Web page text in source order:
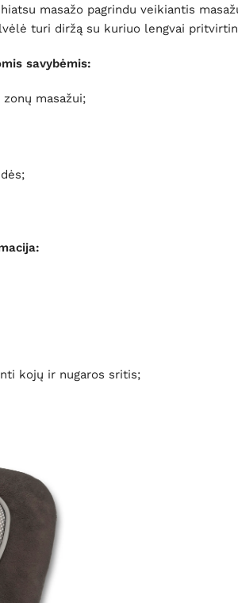
masažo pagrindu veikiantis
turi diržą su kuriuo lengvai
savybėmis:
masažui;
kojų ir nugaros sritis;